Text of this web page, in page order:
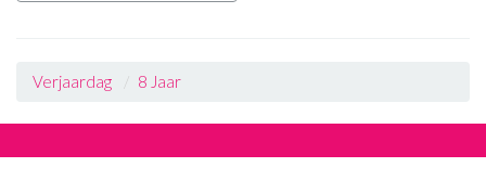
Verjaardag 8 Jaar